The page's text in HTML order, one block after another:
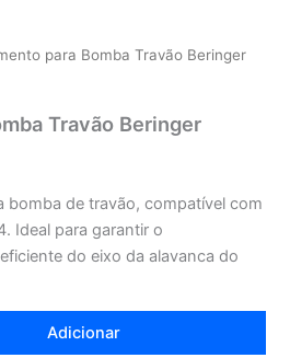
para Bomba Travão Beringer
Travão Beringer
bomba de travão, compatível com
Ideal para garantir o
do eixo da alavanca do
Adicionar